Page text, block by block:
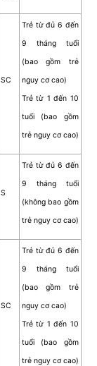
SC
Trẻ từ đủ 6 đến
9 tháng tuổi
(bao gồm trẻ
nguy cơ cao)
Trẻ từ 1 đến 10
tuổi (bao gồm
trẻ nguy cơ cao)
S
Trẻ từ đủ 6 đến
9 tháng tuổi
(không bao gồm
trẻ nguy cơ cao)
SC
Trẻ từ đủ 6 đến
9 tháng tuổi
(bao gồm trẻ
nguy cơ cao)
Trẻ từ 1 đến 10
tuổi (bao gồm
trẻ nguy cơ cao)